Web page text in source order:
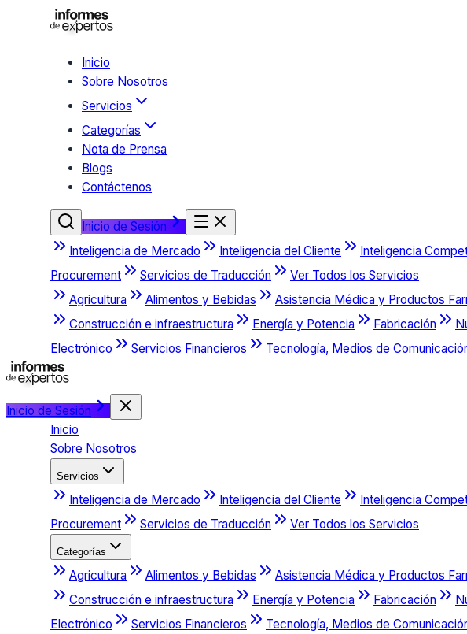
Inicio
Sobre Nosotros
Servicios
Categorías
Nota de Prensa
Blogs
Contáctenos
Inicio de Sesión
Inteligencia de Mercado
Inteligencia del Cliente Inteligencia
Procurement
Servicios de Traducción
Ver Todos los Servicios
Agricultura
Alimentos y Bebidas Asistencia Médica y Productos
Construcción e infraestructura
Energía y Potencia Fabricación
Electrónico
Servicios Financieros Tecnología, Medios de
Inicio de Sesión
Inicio
Sobre Nosotros
Servicios
Inteligencia de Mercado Inteligencia del Cliente Inteligencia
Procurement
Servicios de Traducción Ver Todos los Servicios
Categorías
Agricultura Alimentos y Bebidas Asistencia Médica y Productos
Construcción e infraestructura
Energía y Potencia Fabricación
Electrónico
Servicios Financieros Tecnología, Medios de